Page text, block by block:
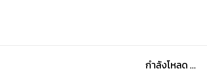
กำลังโหลด ...